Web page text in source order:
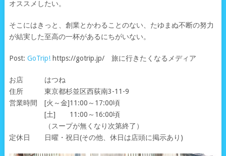
オススメしたい。
そこにはきっと、創業とかわることのない、たゆまぬ不断の努力
が結実した至高の一杯があるにちがいない。
Post: GoTrip!https://gotrip.jp/ 旅に行きたくなるメディア
お店 はつね
住所 東京都杉並区西荻南3-11-9
営業時間 [火～金]11:00～17:00頃
[土] 11:00～16:00頃
（スープが無くなり次第終了）
定休日 日曜・祝日(その他、休日は店頭に掲示あり)